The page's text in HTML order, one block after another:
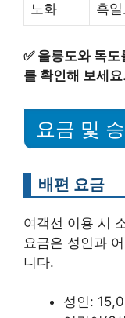
노화 흑
✅ 울릉도와 독도
를 확인해 보세요.
요금 및
배편 요금
여객선 이용 시
요금은 성인과
니다.
성인: